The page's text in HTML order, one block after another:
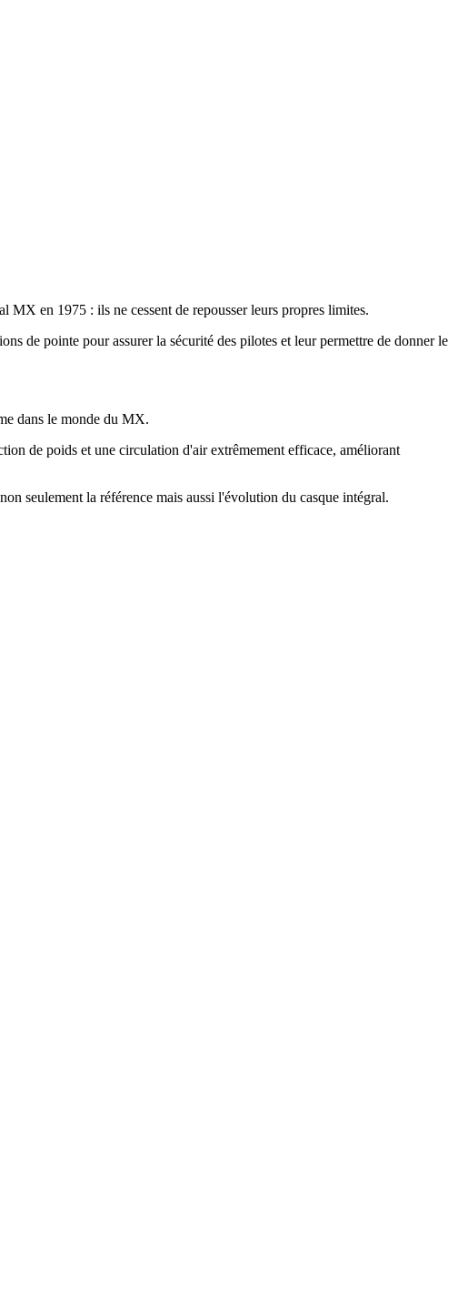
MX en 1975 : ils ne cessent de repousser leurs propres limites.
de pointe pour assurer la sécurité des pilotes et leur permettre de donner le
dans le monde du MX.
de poids et une circulation d'air extrêmement efficace, améliorant
seulement la référence mais aussi l'évolution du casque intégral.